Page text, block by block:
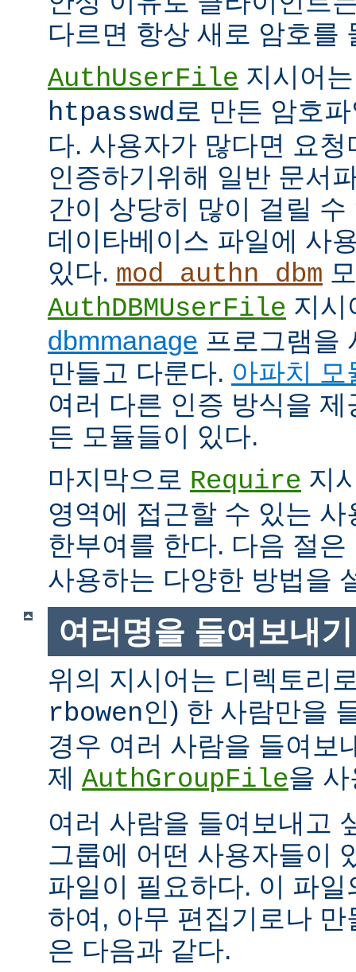
다르면 항상 새로 암호를
AuthUserFile 지시어
htpasswd 로 만든 암호
다. 사용자가 많다면 요
인증하기위해 일반 문서
간이 상당히 많이 걸릴
데이타베이스 파일에 사
있다. mod_authn_dbm
AuthDBMUserFile 지시
dbmmanage 프로그램을
만들고 다룬다. 아파치
여러 다른 인증 방식을
든 모듈들이 있다.
마지막으로 Require 지
영역에 접근할 수 있는
한부여를 한다. 다음 절은
사용하는 다양한 방법을
여러명을 들여보내기
위의 지시어는 디렉토리
rbowen인) 한 사람만을
경우 여러 사람을 들여보
제 AuthGroupFile을
여러 사람을 들여보내고
그룹에 어떤 사용자들이
파일이 필요하다. 이 파
하여, 아무 편집기로나
은 다음과 같다.